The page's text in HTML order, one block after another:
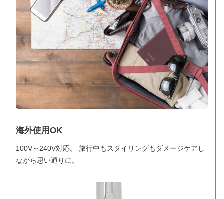
海外使用OK
100V～240V対応。 旅行中もスタイリングもダメージケアし
ながら思い通りに。